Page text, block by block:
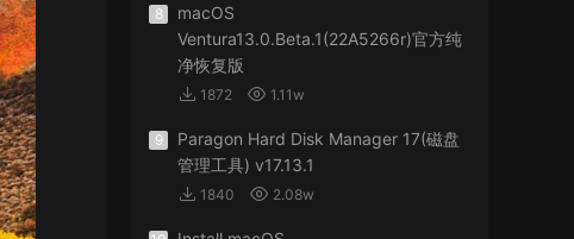
8
macOS
Ventura13.0.Beta.1(22A5266r)官方纯
净恢复版
1872 1.11w
9
Paragon Hard Disk Manager 17(磁盘
管理工具) v17.13.1
1840 2.08w